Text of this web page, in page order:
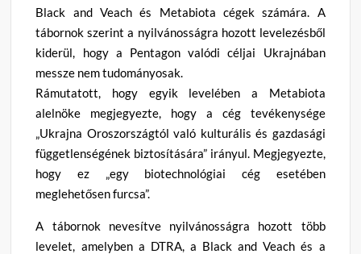
Black and Veach és Metabiota cégek számára. A
tábornok szerint a nyilvánosságra hozott levelezésből
kiderül, hogy a Pentagon valódi céljai Ukrajnában
messze nem tudományosak.
Rámutatott, hogy egyik levelében a Metabiota
alelnöke megjegyezte, hogy a cég tevékenysége
„Ukrajna Oroszországtól való kulturális és gazdasági
függetlenségének biztosítására” irányul. Megjegyezte,
hogy ez „egy biotechnológiai cég esetében
meglehetősen furcsa”.
A tábornok nevesítve nyilvánosságra hozott több
levelet, amelyben a DTRA, a Black and Veach és a